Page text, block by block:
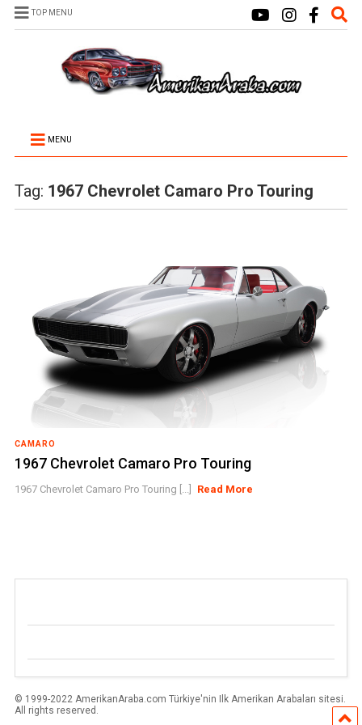
TOP MENU
MENU
Tag: 1967 Chevrolet Camaro Pro Touring
CAMARO
1967 Chevrolet Camaro Pro Touring
1967 Chevrolet Camaro Pro Touring [...] Read More
© 1999-2022 AmerikanAraba.com Türkiye'nin Ilk Amerikan Arabaları sitesi.
All rights reserved.